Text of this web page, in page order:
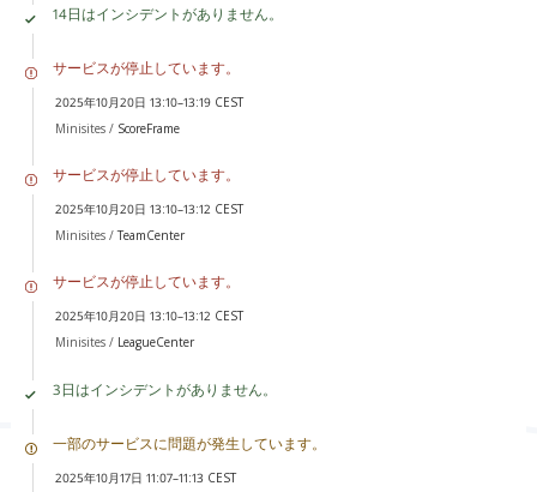
14日はインシデントがありません。
サービスが停止しています。
2025年10月20日 13:10–13:19 CEST
Minisites / ScoreFrame
サービスが停止しています。
2025年10月20日 13:10–13:12 CEST
Minisites /TeamCenter
サービスが停止しています。
2025年10月20日 13:10–13:12 CEST
Minisites / LeagueCenter
3日はインシデントがありません。
一部のサービスに問題が発生しています。
2025年10月17日 11:07–11:13 CEST